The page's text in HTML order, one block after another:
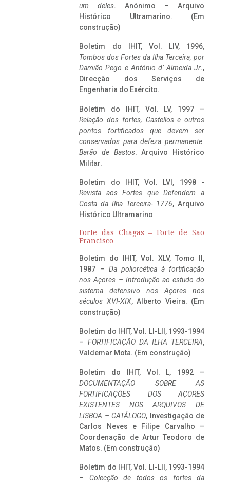
um deles. Anónimo – Arquivo
Histórico Ultramarino. (Em
construção)
Boletim do IHIT, Vol. LIV, 1996,
Tombos dos Fortes da Ilha Terceira, por
Damião Pego e António d’ Almeida Jr.,
Direcção dos Serviços de
Engenharia do Exército.
Boletim do IHIT, Vol. LV, 1997 –
Relação dos fortes, Castellos e outros
pontos fortificados que devem ser
conservados para defeza permanente.
Barão de Bastos. Arquivo Histórico
Militar.
Boletim do IHIT, Vol. LVI, 1998 -
Revista aos Fortes que Defendem a
Costa da Ilha Terceira- 1776, Arquivo
Histórico Ultramarino
Forte das Chagas – Forte de São
Francisco
Boletim do IHIT, Vol. XLV, Tomo II,
1987 – Da poliorcética à fortificação
nos Açores – Introdução ao estudo do
sistema defensivo nos Açores nos
séculos XVI-XIX, Alberto Vieira. (Em
construção)
Boletim do IHIT, Vol. LI-LII, 1993-1994
– FORTIFICAÇÃO DA ILHA TERCEIRA,
Valdemar Mota. (Em construção)
Boletim do IHIT, Vol. L, 1992 –
DOCUMENTAÇÃO SOBRE AS
FORTIFICAÇÕES DOS AÇORES
EXISTENTES NOS ARQUIVOS DE
LISBOA – CATÁLOGO, Investigação de
Carlos Neves e Filipe Carvalho –
Coordenação de Artur Teodoro de
Matos. (Em construção)
Boletim do IHIT, Vol. LI-LII, 1993-1994
– Colecção de todos os fortes da